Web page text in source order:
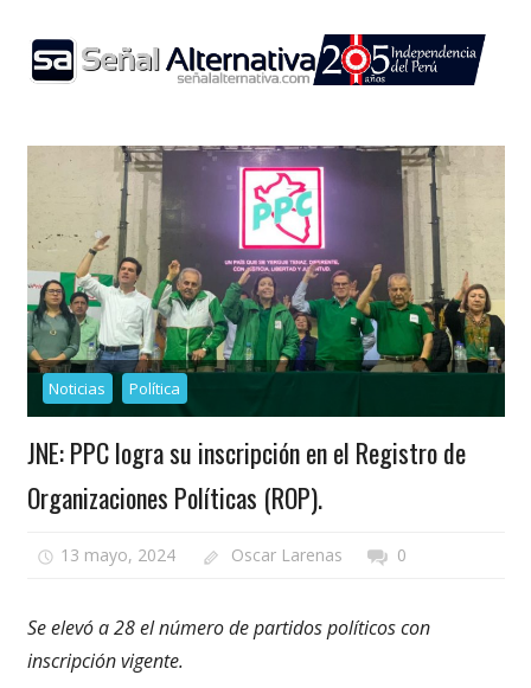
content
Noticias Política
JNE: PPC logra su inscripción en el Registro de
Organizaciones Políticas (ROP).
13 mayo, 2024 Oscar Larenas 0
Se elevó a 28 el número de partidos políticos con
inscripción vigente.